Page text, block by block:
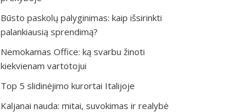
Būsto paskolų palyginimas: kaip išsirinkti
palankiausią sprendimą?
Nemokamas Office: ką svarbu žinoti
kiekvienam vartotojui
Top 5 slidinėjimo kurortai Italijoje
Kaljanai nauda: mitai, suvokimas ir realybė